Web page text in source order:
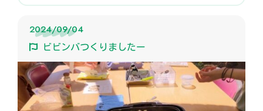
2024/09/04
ビビンバつくりましたー